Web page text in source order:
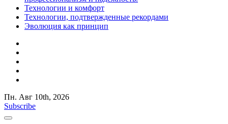
Технологии и комфорт
Технологии, подтвержденные рекордами
Эволюция как принцип
Пн. Авг 10th, 2026
Subscribe